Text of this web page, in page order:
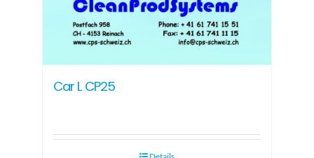
Car L CP25